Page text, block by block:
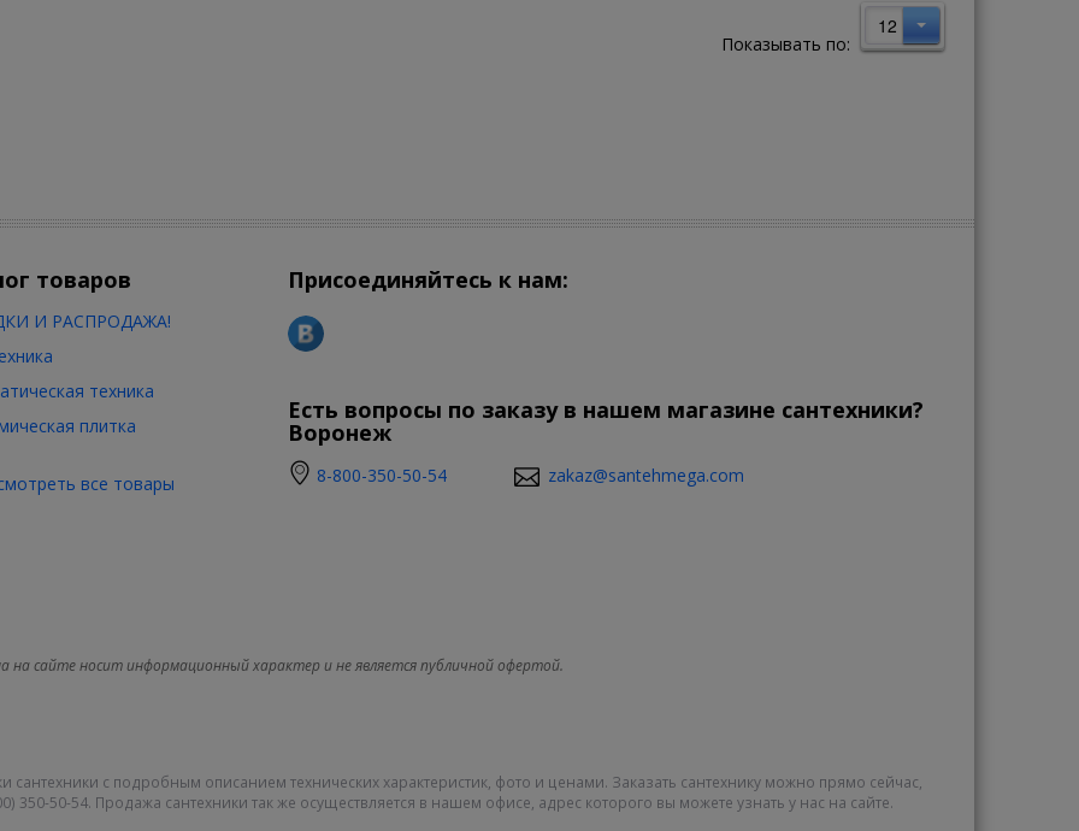
Показывать по:
12
товаров
И РАСПРОДАЖА!
техника
плитка
все товары
Присоединяйтесь к нам:
Есть вопросы по заказу в нашем магазине сантехники?
Воронеж
8-800-350-50-54 zakaz@santehmega.com
на сайте носит информационный характер и не является публичной офертой.
с подробным описанием технических характеристик, фото и ценами. Заказать сантехнику можно прямо сейчас,
350-50-54. Продажа сантехники так же осуществляется в нашем офисе, адрес которого вы можете узнать у нас на сайте.